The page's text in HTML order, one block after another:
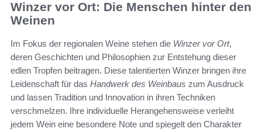
Winzer vor Ort: Die Menschen hinter den
Weinen
Im Fokus der regionalen Weine stehen die Winzer vor Ort,
deren Geschichten und Philosophien zur Entstehung dieser
edlen Tropfen beitragen. Diese talentierten Winzer bringen ihre
Leidenschaft für das Handwerk des Weinbaus zum Ausdruck
und lassen Tradition und Innovation in ihren Techniken
verschmelzen. Ihre individuelle Herangehensweise verleiht
jedem Wein eine besondere Note und spiegelt den Charakter